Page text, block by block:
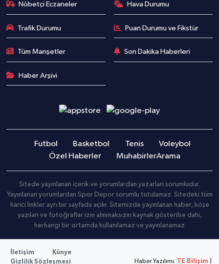
Nöbetçi Eczaneler Hava Durumu
Trafik Durumu Puan Durumu ve Fikstür
Tüm Manşetler Son Dakika Haberleri
Haber Arşivi
Futbol Basketbol Tenis
Voleybol
Özel Haberler
MuhabirlerArama
Sitede yayınlanan içerik ve yorumlardan yazarları sorumludur.
Yayınlanan yorumlardan Spor Depor sorumlu tutulamaz. Sitedeki tüm
harici linkler ayrı bir sayfada açılır. Sitemizde yayınlanan haber, köşe
yazıları ve fotoğraflar izin alınmaksızın kaynak gösterilse dahi,
herhangi bir ortamda kullanılamaz ve yayınlanamaz
İletişim
Künye
Gizlilik Sözleşmesi
Haber Yazılımı: TE Bilişim